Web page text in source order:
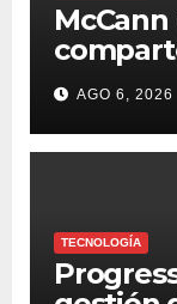
McCann
AGO 6, 2026
TECNOLOGÍA